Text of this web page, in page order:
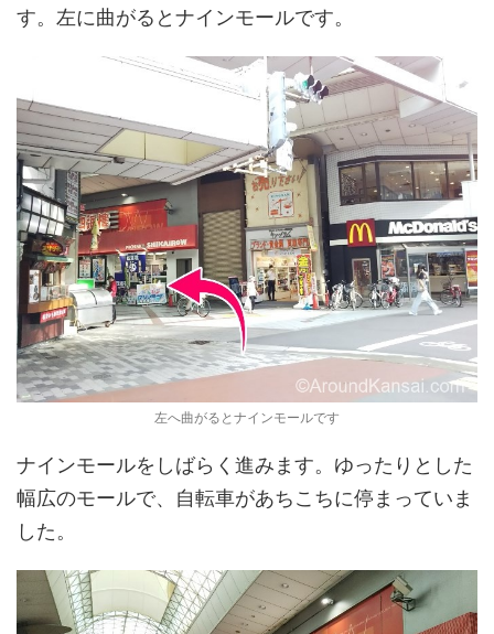
す。左に曲がるとナインモールです。
左へ曲がるとナインモールです
ナインモールをしばらく進みます。ゆったりとした
幅広のモールで、自転車があちこちに停まっていま
した。